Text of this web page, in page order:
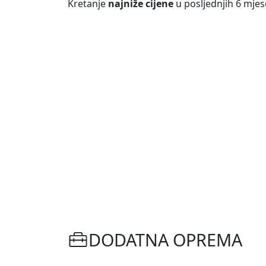
Kretanje najniže cijene u posljednjih 6
DODATNA OPREMA